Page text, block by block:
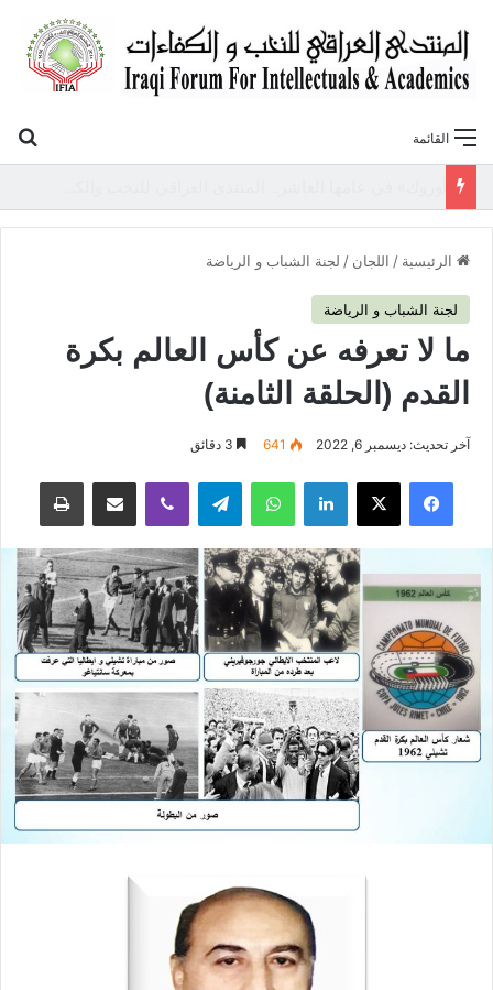
القائمة
الرئيسية / اللجان / لجنة الشباب و الرياضة
لجنة الشباب و الرياضة
ما لا تعرفه عن كأس العالم بكرة
القدم (الحلقة الثامنة)
آخر تحديث: ديسمبر 6, 2022 641
فيسبوك لينكدإن واتساب